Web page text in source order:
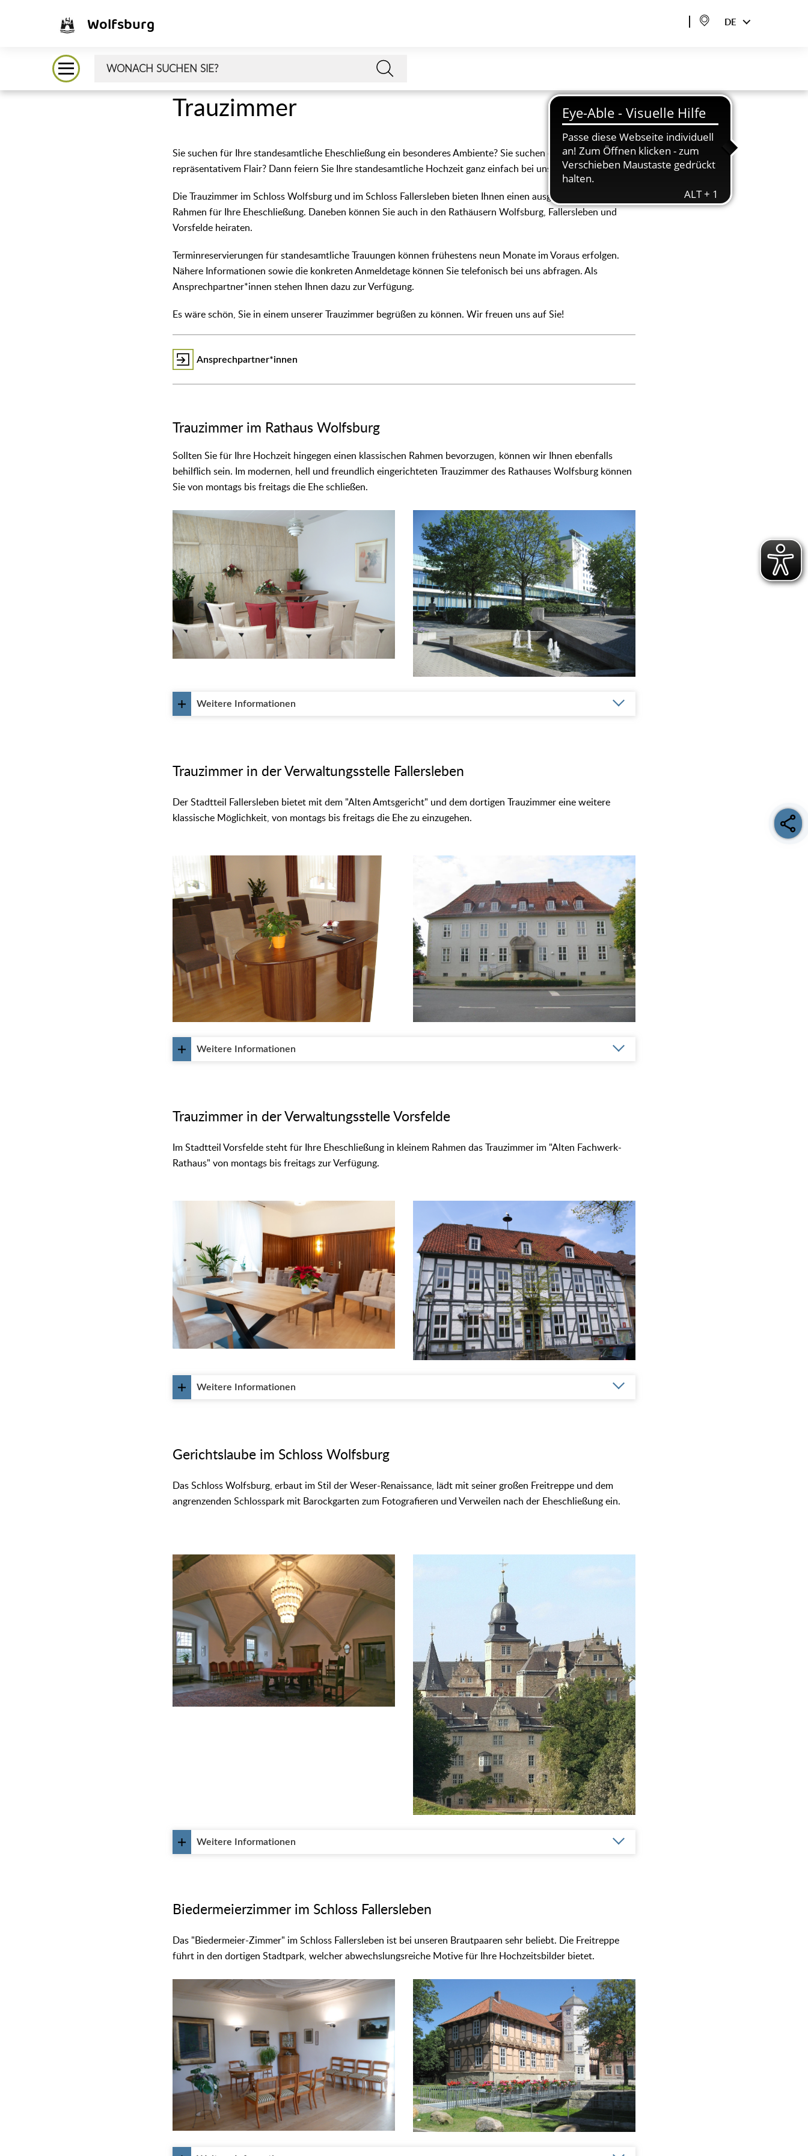
Wolfsburg DE
Trauzimmer
Sie suchen für Ihre standesamtliche Eheschließung ein besonderes Ambiente? Sie suchen ein Trauzimmer mit
repräsentativem Flair? Dann feiern Sie Ihre standesamtliche Hochzeit ganz einfach bei uns!
Die Trauzimmer im Schloss Wolfsburg und im Schloss Fallersleben bieten Ihnen einen ausgesucht schönen
Rahmen für Ihre Eheschließung. Daneben können Sie auch in den Rathäusern Wolfsburg, Fallersleben und
Vorsfelde heiraten.
Terminreservierungen für standesamtliche Trauungen können frühestens neun Monate im Voraus erfolgen.
Nähere Informationen sowie die konkreten Anmeldetage können Sie telefonisch bei uns abfragen. Als
Ansprechpartner*innen stehen Ihnen dazu zur Verfügung.
Es wäre schön, Sie in einem unserer Trauzimmer begrüßen zu können. Wir freuen uns auf Sie!
Ansprechpartner*innen
Trauzimmer im Rathaus Wolfsburg
Sollten Sie für Ihre Hochzeit hingegen einen klassischen Rahmen bevorzugen, können wir Ihnen ebenfalls
behilflich sein. Im modernen, hell und freundlich eingerichteten Trauzimmer des Rathauses Wolfsburg können
Sie von montags bis freitags die Ehe schließen.
Weitere Informationen
Trauzimmer in der Verwaltungsstelle Fallersleben
Der Stadtteil Fallersleben bietet mit dem "Alten Amtsgericht" und dem dortigen Trauzimmer eine weitere
klassische Möglichkeit, von montags bis freitags die Ehe zu einzugehen.
Weitere Informationen
Trauzimmer in der Verwaltungsstelle Vorsfelde
Im Stadtteil Vorsfelde steht für Ihre Eheschließung in kleinem Rahmen das Trauzimmer im "Alten Fachwerk-
Rathaus" von montags bis freitags zur Verfügung.
Weitere Informationen
Gerichtslaube im Schloss Wolfsburg
Das Schloss Wolfsburg, erbaut im Stil der Weser-Renaissance, lädt mit seiner großen Freitreppe und dem
angrenzenden Schlosspark mit Barockgarten zum Fotografieren und Verweilen nach der Eheschließung ein.
Weitere Informationen
Biedermeierzimmer im Schloss Fallersleben
Das "Biedermeier-Zimmer" im Schloss Fallersleben ist bei unseren Brautpaaren sehr beliebt. Die Freitreppe
führt in den dortigen Stadtpark, welcher abwechslungsreiche Motive für Ihre Hochzeitsbilder bietet.